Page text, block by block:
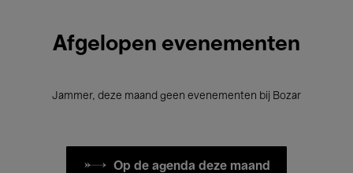
Afgelopen evenementen
Jammer, deze maand geen evenementen bij Bozar
Op de agenda deze maand